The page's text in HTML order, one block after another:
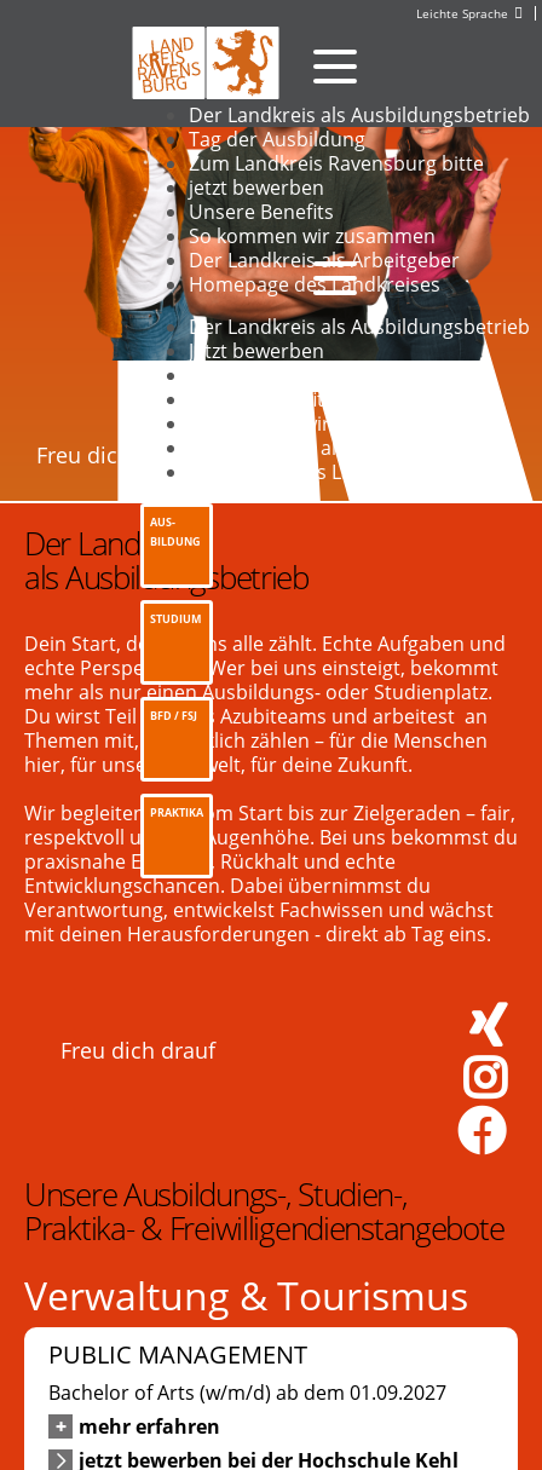
Leichte Sprache
Der Landkreis als Ausbildungsbetrieb
Tag der Ausbildung
Zum Landkreis Ravensburg bitte
jetzt bewerben
Unsere Benefits
So kommen wir zusammen
Der Landkreis als Arbeitgeber
Homepage des Landkreises
Der Landkreis als Ausbildungsbetrieb
Jetzt bewerben
Unsere Benefits
So kommen wir zusammen
Der Landkreis als Arbeitgeber
Homepage des Landkreises
AUS-
BILDUNG
STUDIUM
BFD / FSJ
PRAKTIKA
Freu dich drauf
Der Landkreis
als Ausbildungsbetrieb
Dein Start, der für uns alle zählt. Echte Aufgaben und
echte Perspektiven: Wer bei uns einsteigt, bekommt
mehr als nur einen Ausbildungs- oder Studienplatz.
Du wirst Teil unseres Azubiteams und arbeitest an
Themen mit, die wirklich zählen – für die Menschen
hier, für unsere Umwelt, für deine Zukunft.
Wir begleiten dich vom Start bis zur Zielgeraden – fair,
respektvoll und auf Augenhöhe. Bei uns bekommst du
praxisnahe Einblicke, Rückhalt und echte
Entwicklungschancen. Dabei übernimmst du
Verantwortung, entwickelst Fachwissen und wächst
mit deinen Herausforderungen - direkt ab Tag eins.
Freu dich drauf
Unsere Ausbildungs-, Studien-,
Praktika- & Freiwilligendienstangebote
Verwaltung & Tourismus
PUBLIC MANAGEMENT
Bachelor of Arts (w/m/d) ab dem 01.09.2027
mehr erfahren
jetzt bewerben bei der Hochschule Kehl